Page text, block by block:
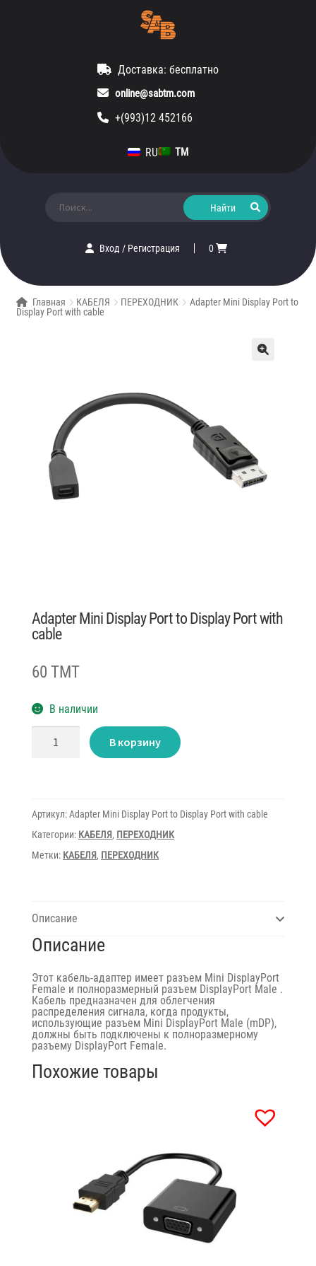
Доставка: бесплатно
online@sabtm.com
+(993)12 452166
RU TM
Вход/ Регистрация 0
Главная КАБЕЛЯ ПЕРЕХОДНИК
Adapter Mini Display Port to
Display Port with cable
Adapter Mini Display Port to Display Port with
cable
60 TMT
В наличии
Количество
товара
Display
Port
with
В корзину
Артикул:Adapter Mini Display Port to Display Port with cable
Категории: КАБЕЛЯ, ПЕРЕХОДНИК
Метки: КАБЕЛЯ, ПЕРЕХОДНИК
Описание
Описание
Этот кабель-адаптер имеет разъем Mini DisplayPort
Female и полноразмерный разъем DisplayPort Male .
Кабель предназначен для облегчения
распределения сигнала, когда продукты,
использующие разъем Mini DisplayPort Male (mDP),
должны быть подключены к полноразмерному
разъему DisplayPort Female.
Похожие товары